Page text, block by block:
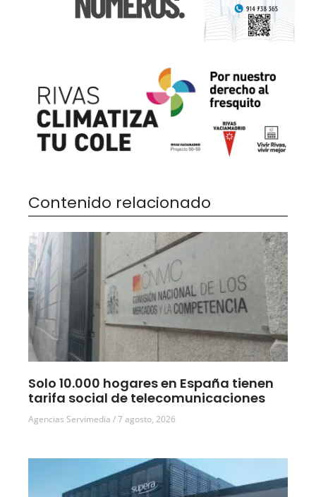
Contenido relacionado
Solo 10.000 hogares en España tienen
tarifa social de telecomunicaciones
Agencias Servimedia 7 agosto, 2026